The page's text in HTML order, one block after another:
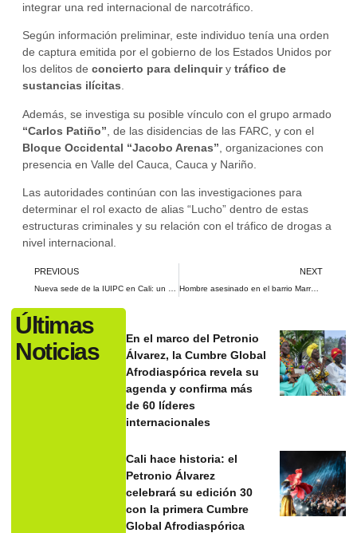
integrar una red internacional de narcotráfico.
Según información preliminar, este individuo tenía una orden
de captura emitida por el gobierno de los Estados Unidos por
los delitos de concierto para delinquiry tráfico de
sustancias ilícitas.
Además, se investiga su posible vínculo con el grupo armado
“Carlos Patiño” , de las disidencias de las FARC, y con el
Bloque Occidental “Jacobo Arenas” , organizaciones con
presencia en Valle del Cauca, Cauca y Nariño.
Las autoridades continúan con las investigaciones para
determinar el rol exacto de alias “Lucho” dentro de estas
estructuras criminales y su relación con el tráfico de drogas a
nivel internacional.
PREVIOUS NEXT
Hombre asesinado en el barrio Marroquín I: un capturado tras el ataque
Últimas
Noticias
En el marco del Petronio
Álvarez, la Cumbre Global
Afrodiaspórica revela su
agenda y confirma más
de 60 líderes
internacionales
Cali hace historia: el
Petronio Álvarez
celebrará su edición 30
con la primera Cumbre
Global Afrodiaspórica